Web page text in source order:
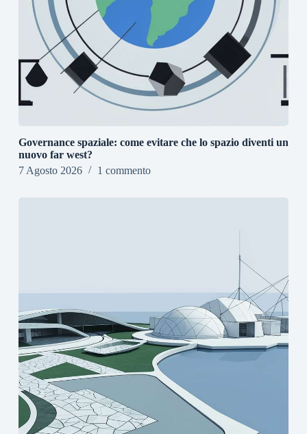
Governance spaziale: come evitare che lo spazio diventi un
nuovo far west?
7 Agosto 2026
1 commento